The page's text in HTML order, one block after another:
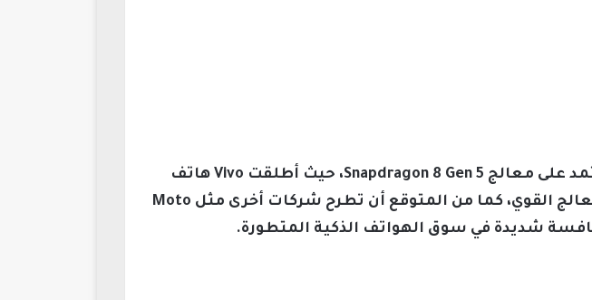
يُعتبر Realme Neo 8 جزءاً من جيل جديد من الهواتف الرائدة التي تعتمد على معالج Snapdragon 8 Gen 5، حيث أطلقت Vivo هاتف
Vivo S50 Pro Mini الموجه لعشاق التصوير والمعتمد على نفس المعالج القوي، كما من المتوقع أن تطرح شركات أخرى مثل Moto